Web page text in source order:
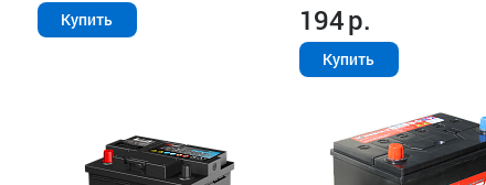
Купить 194р.
Купить